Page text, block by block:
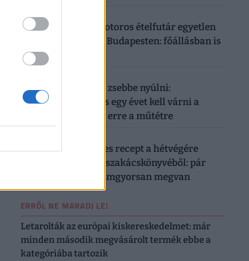
2026. augusztus 8.
Ennyit keres egy motoros ételfutár egyetlen
hét alatt 2026-ban Budapesten: főállásban is
durván megéri
Nem elég mélyen a zsebbe nyúlni:
magánellátásban is egy évet kell várni a
magyar férfiaknak erre a műtétre
Két olcsó húsmentes recept a hétvégére
Frank Júlia filléres szakácskönyvéből: pár
száz forintból, villámgyorsan megvan
ERRŐL NE MARADJ LE!
Letarolták az európai kiskereskedelmet: már
minden második megvásárolt termék ebbe a
kategóriába tartozik